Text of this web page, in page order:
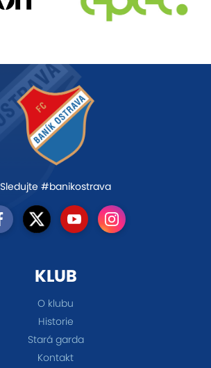
Sledujte #banikostrava
KLUB
O klubu
Historie
Stará garda
Kontakt